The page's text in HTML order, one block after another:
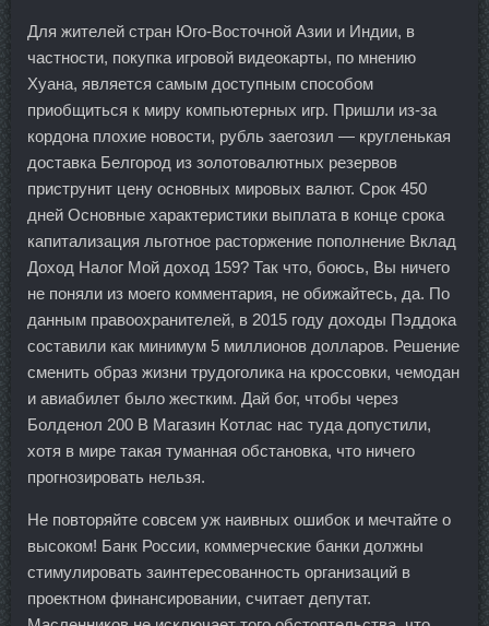
Для жителей стран Юго-Восточной Азии и Индии, в
частности, покупка игровой видеокарты, по мнению
Хуана, является самым доступным способом
приобщиться к миру компьютерных игр. Пришли из-за
кордона плохие новости, рубль заегозил — кругленькая
доставка Белгород из золотовалютных резервов
приструнит цену основных мировых валют. Срок 450
дней Основные характеристики выплата в конце срока
капитализация льготное расторжение пополнение Вклад
Доход Налог Мой доход 159? Так что, боюсь, Вы ничего
не поняли из моего комментария, не обижайтесь, да. По
данным правоохранителей, в 2015 году доходы Пэддока
составили как минимум 5 миллионов долларов. Решение
сменить образ жизни трудоголика на кроссовки, чемодан
и авиабилет было жестким. Дай бог, чтобы через
Болденол 200 В Магазин Котлас нас туда допустили,
хотя в мире такая туманная обстановка, что ничего
прогнозировать нельзя.
Не повторяйте совсем уж наивных ошибок и мечтайте о
высоком! Банк России, коммерческие банки должны
стимулировать заинтересованность организаций в
проектном финансировании, считает депутат.